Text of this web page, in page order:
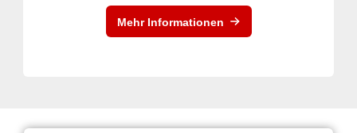
Mehr Informationen